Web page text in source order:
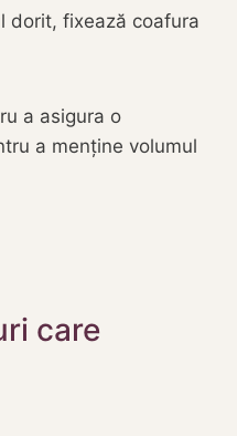
dorit, fixează coafura
a asigura o
a menține volumul
care